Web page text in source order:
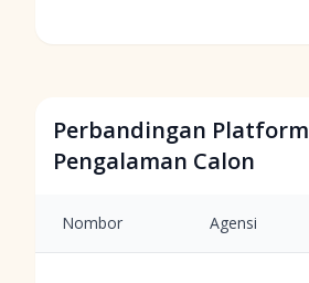
Perbandingan Platform
Pengalaman Calon
Nombor Agensi